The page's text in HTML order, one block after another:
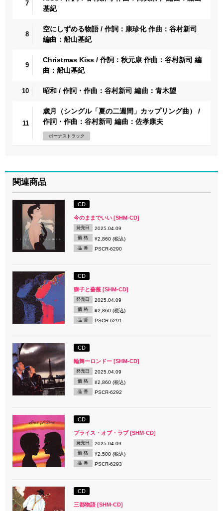
7
基紀
8
空にしずめる物語 / 作詞：康珍化 作曲：谷村新司
編曲：船山基紀
9
Christmas Kiss / 作詞：秋元康 作曲：谷村新司 編
曲：船山基紀
10 昭和 / 作詞・作曲：谷村新司 編曲：青木望
11
歳月（シングル「夏の二週間」カップリング曲） /
作詞・作曲：谷村新司 編曲：佐孝康夫
ボーナストラック
関連商品
CD
今のままでいい [SHM-CD]
発売日 2025.04.09
価 格 ¥2,860 (税込)
品 番 PSCR-6290
CD
獅子と薔薇 [SHM-CD]
発売日 2025.04.09
価 格 ¥2,860 (税込)
品 番 PSCR-6291
CD
輪舞ーロンドー [SHM-CD]
発売日 2025.04.09
価 格 ¥2,860 (税込)
品 番 PSCR-6292
CD
プライス・オブ・ラブ [SHM-CD]
発売日 2025.04.09
価 格 ¥2,500 (税込)
品 番 PSCR-6293
CD
三都物語 [SHM-CD]